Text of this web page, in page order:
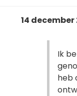
14 december
Ik
heb